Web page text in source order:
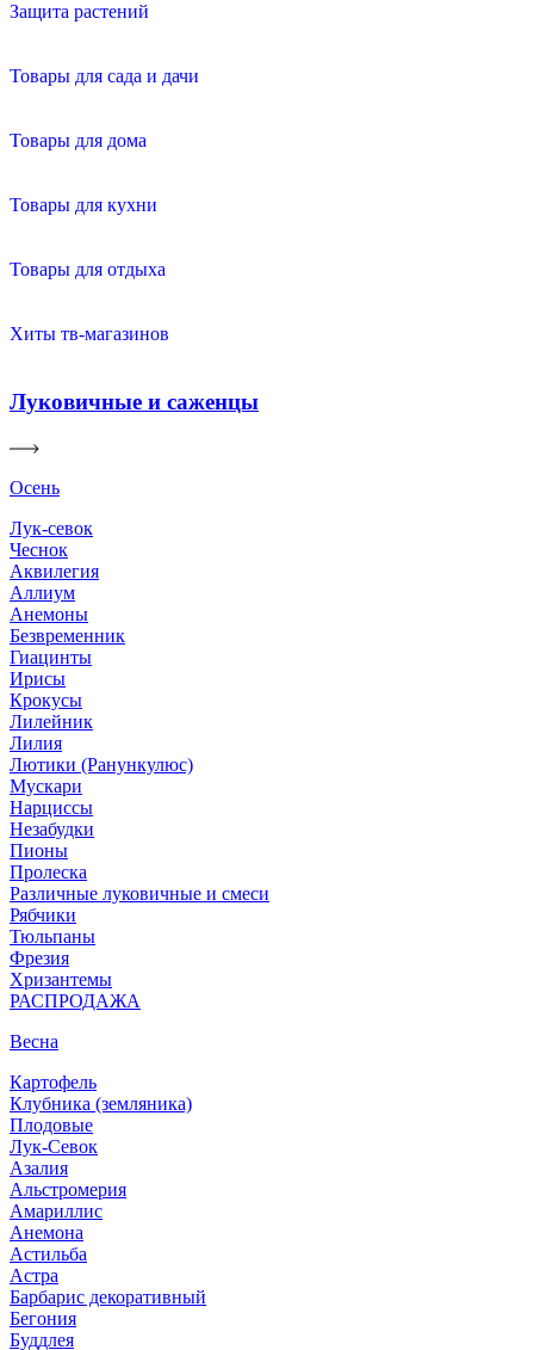
Защита растений
Товары для сада и дачи
Товары для дома
Товары для кухни
Товары для отдыха
Хиты тв-магазинов
Луковичные и саженцы
Осень
Лук-севок
Чеснок
Аквилегия
Аллиум
Анемоны
Безвременник
Гиацинты
Ирисы
Крокусы
Лилейник
Лилия
Лютики (Ранункулюс)
Мускари
Нарцисcы
Незабудки
Пионы
Пролеска
Различные луковичные и смеси
Рябчики
Тюльпаны
Фрезия
Хризантемы
РАСПРОДАЖА
Весна
Картофель
Клубника (земляника)
Плодовые
Лук-Севок
Азалия
Альстромерия
Амариллис
Анемона
Астильба
Астра
Барбарис декоративный
Бегония
Буддлея